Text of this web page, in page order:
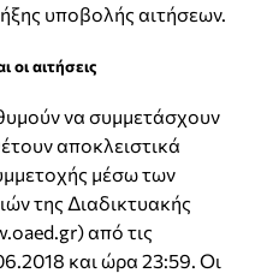
υποβολής αιτήσεων.
οι αιτήσεις
να συμμετάσχουν
αποκλειστικά
μέσω των
της Διαδικτυακής
από τις
και ώρα 23:59. Οι